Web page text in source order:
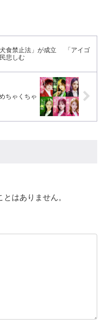
犬食禁止法」が成立 「アイゴ
悲しむ
ちゃくちゃ
はありません。